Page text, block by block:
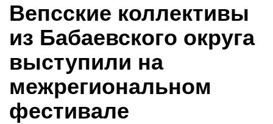
Вепсские коллективы
из Бабаевского округа
выступили на
межрегиональном
фестивале